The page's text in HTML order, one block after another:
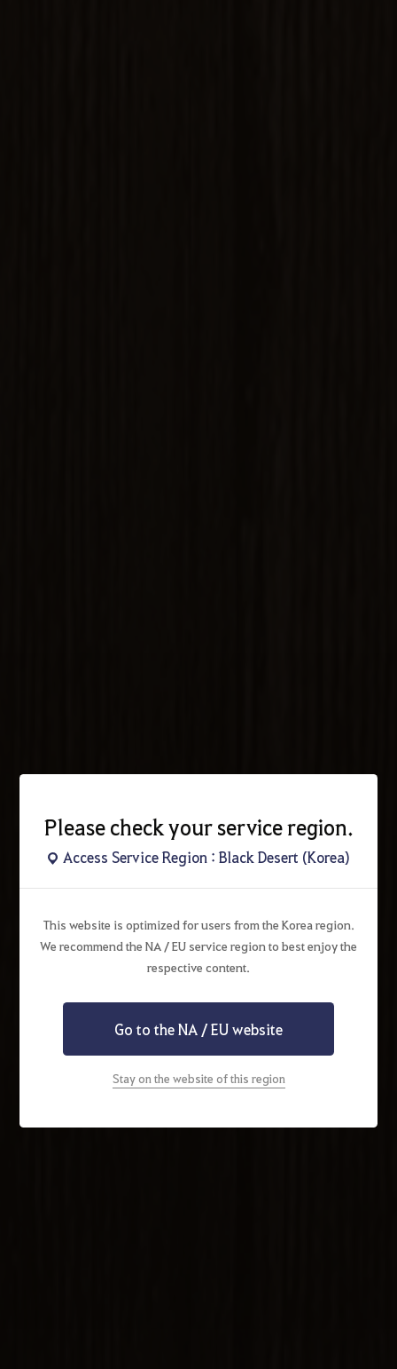
Please check your service region.
Access Service Region : Black Desert (Korea)
This website is optimized for users from the Korea region.
We recommend the NA / EU service region to best enjoy the
respective content.
Go to the NA / EU website
Stay on the website of this region